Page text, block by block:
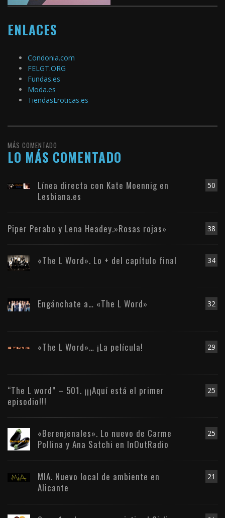
ENLACES
Condonia.com
FELGT.ORG
Fundas.es
Moda.es
TiendasEroticas.es
MÁS COMENTADO
LO MÁS COMENTADO
50
Línea directa con Kate Moennig en
Lesbiana.es
38
Piper Perabo y Lena Headey.»Rosas rojas»
34
«The L Word». Lo + del capítulo final
32
Engánchate a… «The L Word»
29
«The L Word»… ¡La película!
25
“The L word” – 501. ¡¡¡Aquí está el primer
episodio!!!
25
«Berenjenales». Lo nuevo de Carme
Pollina y Ana Satchi en InOutRadio
21
MIA. Nuevo local de ambiente en
Alicante